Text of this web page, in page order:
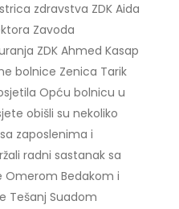
zdravstva ZDK Aida
Zavoda
ZDK Ahmed Kasap
bolnice Zenica Tarik
Opću bolnicu u
obišli su nekoliko
zaposlenima i
radni sastanak sa
Bedakom i
Tešanj Suadom